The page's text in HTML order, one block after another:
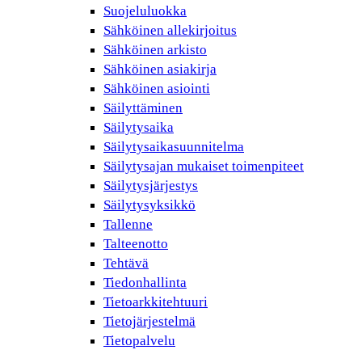
Suojeluluokka
Sähköinen allekirjoitus
Sähköinen arkisto
Sähköinen asiakirja
Sähköinen asiointi
Säilyttäminen
Säilytysaika
Säilytysaikasuunnitelma
Säilytysajan mukaiset toimenpiteet
Säilytysjärjestys
Säilytysyksikkö
Tallenne
Talteenotto
Tehtävä
Tiedonhallinta
Tietoarkkitehtuuri
Tietojärjestelmä
Tietopalvelu